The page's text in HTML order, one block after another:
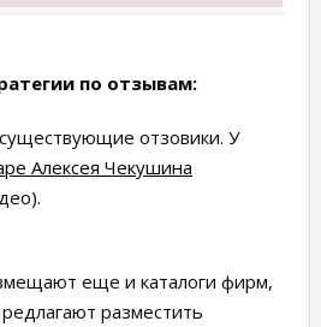
по отзывам:
отзовики. У
Алексея Чекушина
еще и каталоги фирм,
разместить